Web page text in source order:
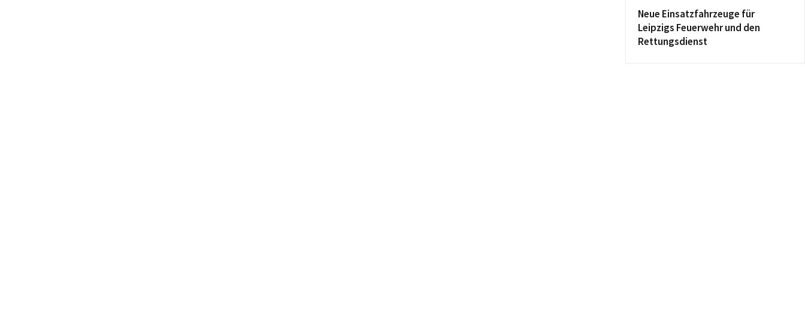
Neue Einsatzfahrzeuge für
Leipzigs Feuerwehr und den
Rettungsdienst